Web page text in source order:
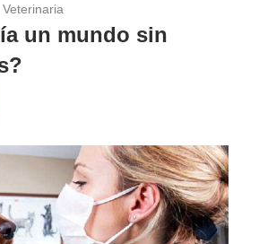
Veterinaria
un mundo sin